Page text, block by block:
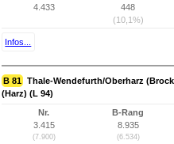
4.433
448
(10,1%)
Infos...
B 81 Thale-Wendefurth/Oberharz
(Harz) (L 94)
Nr.
3.415
(7.900)
B-Rang
8.935
(6.534)